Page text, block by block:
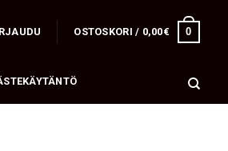
OSTOSKORI / 0,00€ 0